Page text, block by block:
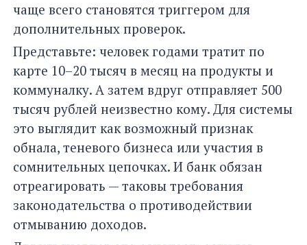
чаще всего становятся триггером для
дополнительных проверок.
Представьте: человек годами тратит по
карте 10–20 тысяч в месяц на продукты и
коммуналку. А затем вдруг отправляет 500
тысяч рублей неизвестно кому. Для системы
это выглядит как возможный признак
обнала, теневого бизнеса или участия в
сомнительных цепочках. И банк обязан
отреагировать — таковы требования
законодательства о противодействии
отмыванию доходов.